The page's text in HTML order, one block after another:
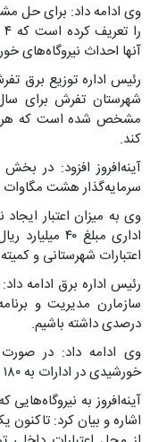
آنها احداث نیروگاه‌های
رئیس اداره توزیع برق
مشخص شده است که هر
کند.
سرمایه‌گذار هشت
وی به میزان اعتبار
اعتبارات شهرستانی و
رئیس اداره برق ادامه
درصدی داشته باشیم.
وی ادامه داد: در صورت
خورشیدی در ادارات به ۱۸۰ کیلووات خواهد رسید.
آینه‌افروز به